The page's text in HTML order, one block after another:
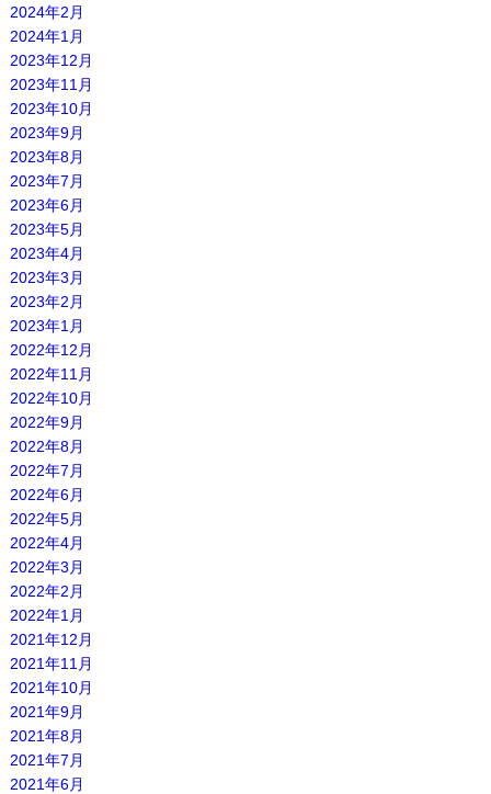
2024年2月
2024年1月
2023年12月
2023年11月
2023年10月
2023年9月
2023年8月
2023年7月
2023年6月
2023年5月
2023年4月
2023年3月
2023年2月
2023年1月
2022年12月
2022年11月
2022年10月
2022年9月
2022年8月
2022年7月
2022年6月
2022年5月
2022年4月
2022年3月
2022年2月
2022年1月
2021年12月
2021年11月
2021年10月
2021年9月
2021年8月
2021年7月
2021年6月